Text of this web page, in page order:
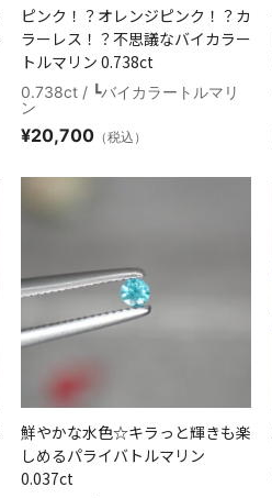
ピンク！？オレンジピンク！？カ
ラーレス！？不思議なバイカラー
トルマリン 0.738ct
0.738ct / ┗バイカラートルマリ
ン
¥20,700 （税込）
鮮やかな水色☆キラっと輝きも楽
しめるパライバトルマリン
0.037ct